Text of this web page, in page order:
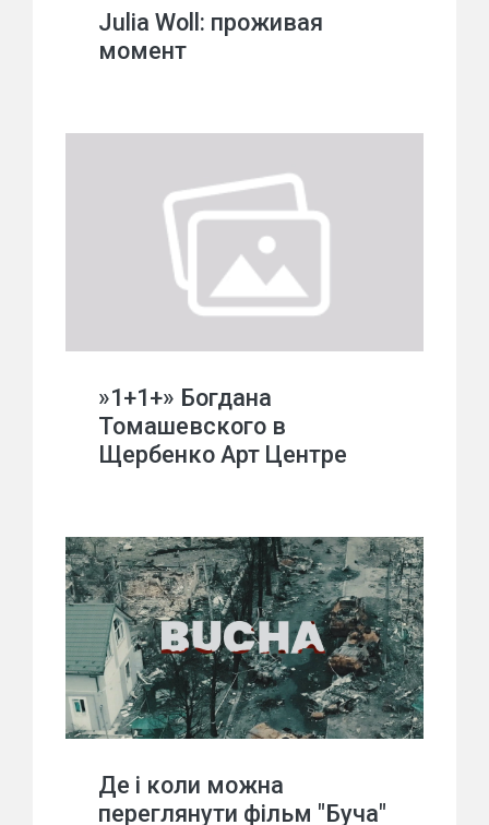
Julia Woll: проживая
момент
»1+1+» Богдана
Томашевского в
Щербенко Арт Центре
Де і коли можна
переглянути фільм "Буча"